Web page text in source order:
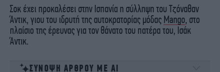
Σοκ έχει προκαλέσει στην Ισπανία η σύλληψη του Τζόναθαν
Άντικ, γιου του ιδρυτή της αυτοκρατορίας μόδας Mango, στο
πλαίσιο της έρευνας για τον θάνατο του πατέρα του, Ισάκ
Άντικ.
ΣΥΝΟΨΗ ΑΡΘΡΟΥ ΜΕ ΑΙ